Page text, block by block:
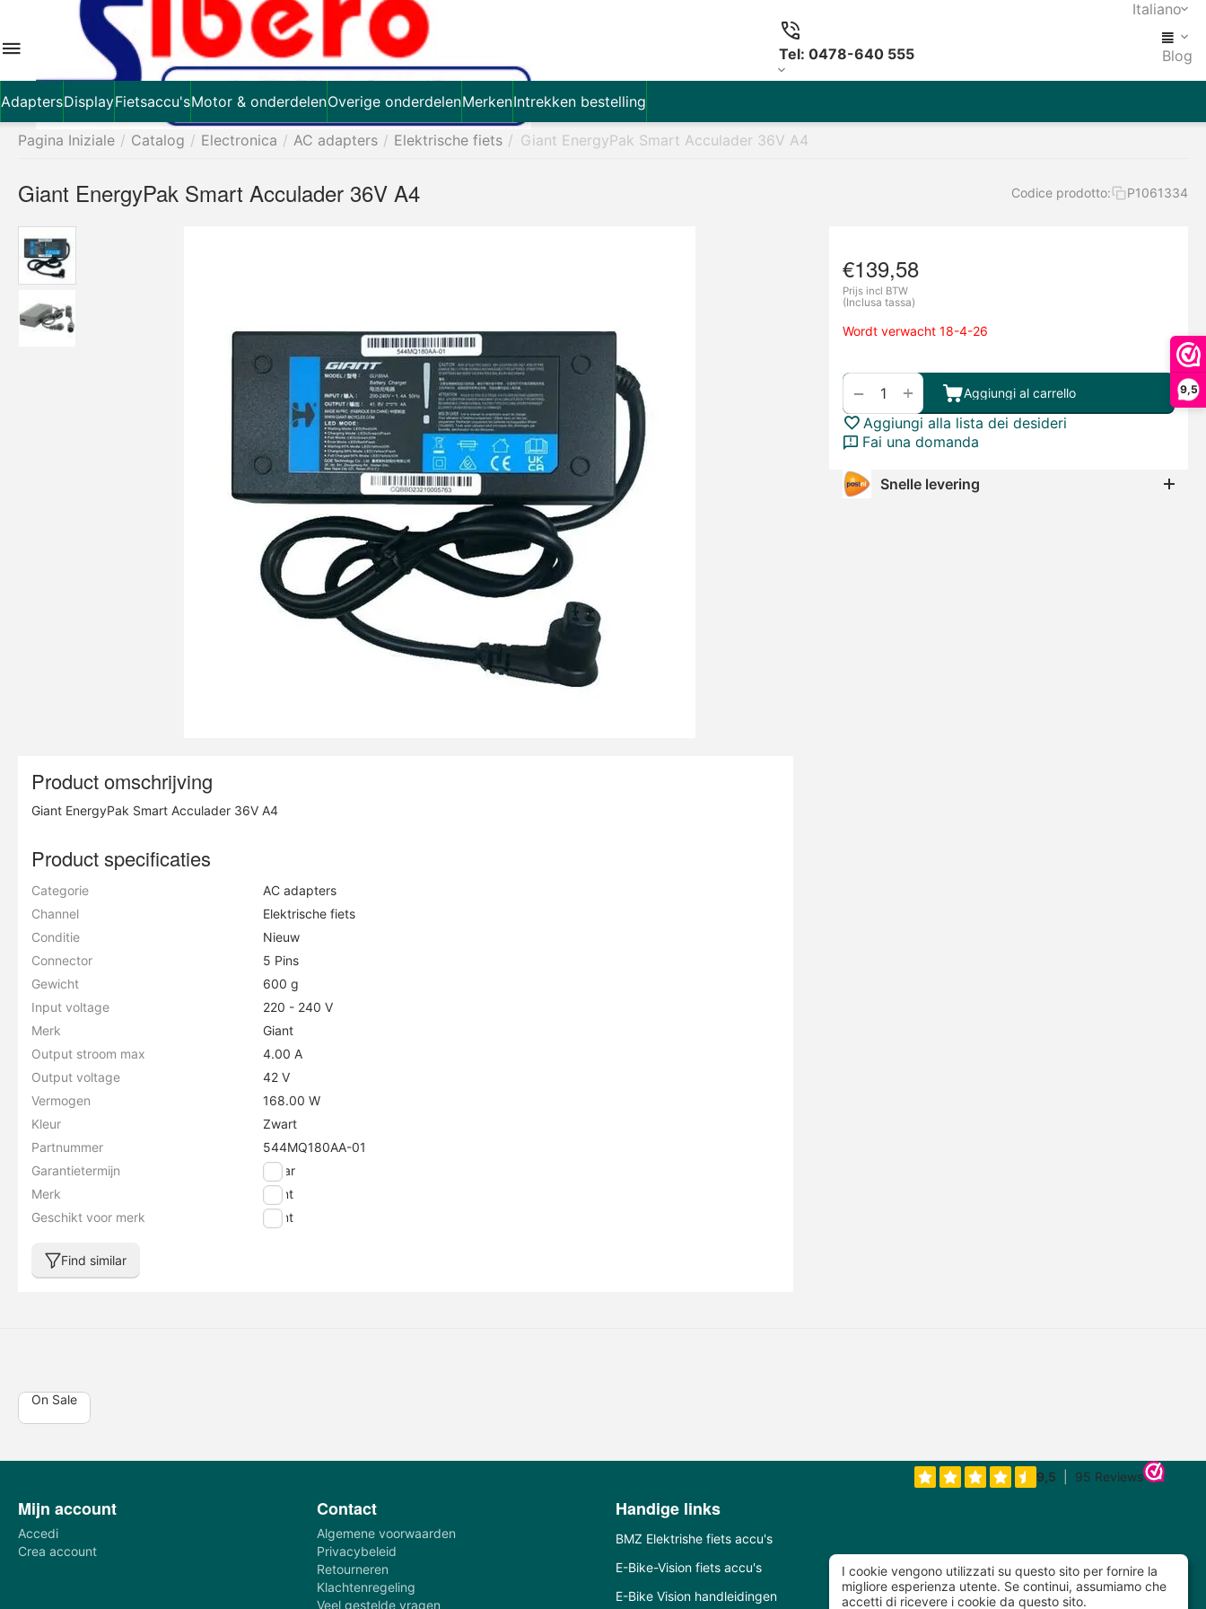
9,5
Italiano
Tel: 0478-640 555 Blog
AdaptersDisplayFietsaccu'sMotor & onderdelenOverige onderdelenMerkenIntrekken bestelling
Pagina Iniziale / Catalog / Electronica / AC adapters / Elektrische fiets / Giant EnergyPak Smart Acculader 36V A4
Giant EnergyPak Smart Acculader 36V A4 Codice prodotto: P1061334
€139,58
Prijs incl BTW
(Inclusa tassa)
Wordt verwacht 18-4-26
+
− Aggiungi al carrello
Aggiungi alla lista dei desideri
Fai una domanda
Snelle levering
Product omschrijving
Giant EnergyPak Smart Acculader 36V A4
Product specificaties
Categorie
AC adapters
Channel
Elektrische fiets
Conditie
Nieuw
Connector
5 Pins
Gewicht
600 g
Input voltage
220 - 240 V
Merk
Giant
Output stroom max
4.00 A
Output voltage
42 V
Vermogen
168.00 W
Kleur
Zwart
Partnummer
544MQ180AA-01
Garantietermijn
2 jaar
Merk
Giant
Geschikt voor merk
Giant
Find similar
On Sale
Mijn account
Accedi
Crea account
Contact
Algemene voorwaarden
Privacybeleid
Retourneren
Klachtenregeling
Veel gestelde vragen
Handige links
BMZ Elektrishe fiets accu's
E-Bike-Vision fiets accu's
E-Bike Vision handleidingen
I cookie vengono utilizzati su questo sito per fornire la
migliore esperienza utente. Se continui, assumiamo che
accetti di ricevere i cookie da questo sito.